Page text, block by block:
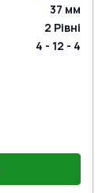
37 мм
2 Рівні
4 - 12 - 4